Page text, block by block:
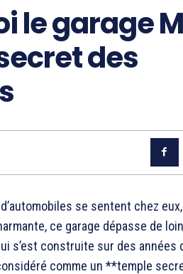
le garage
des
se sentent chez
ce garage dépasse de
s’est construite sur des années
comme un **temple